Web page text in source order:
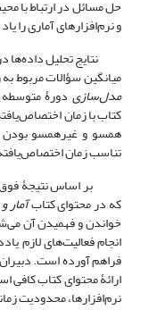
حل مسائل در ارتباط با
و نرم‌افزارهای آماری را
نتایج تحلیل داده‌ها
میانگین سؤالات مربوط
مدل‌سازی دورۀ متوسطه
کتاب با زمان
همسو و غیرهمسو بودن
تناسب زمان
بر اساس نتیجۀ فوق،
که در محتوای کتاب
خواندن و فهمیدن آن
انجام فعالیت‌های لازم
فراهم آورده است.
ارائۀ محتوای کتاب
نرم‌افزارها، محدودیت